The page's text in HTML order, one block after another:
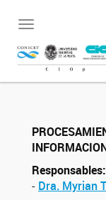
Toggle
navigation
Responsables:
- Dra. Myrian